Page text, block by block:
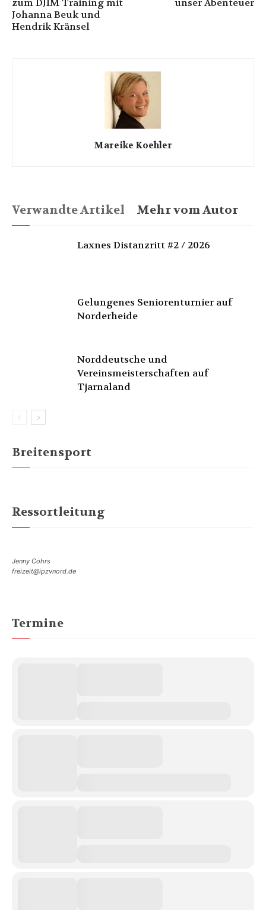
zum DJIM Training mit
Johanna Beuk und
Hendrik Kränsel
unser Abenteuer
Mareike Koehler
Verwandte Artikel Mehr vom Autor
Laxnes Distanzritt #2 / 2026
Gelungenes Seniorenturnier auf
Norderheide
Norddeutsche und
Vereinsmeisterschaften auf
Tjarnaland
Breitensport
Ressortleitung
Jenny Cohrs
freizeit@ipzvnord.de
Termine